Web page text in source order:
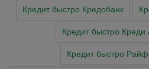
Кредит быстро Кредобанк
Кредит быстро Креди
Кредит быстро